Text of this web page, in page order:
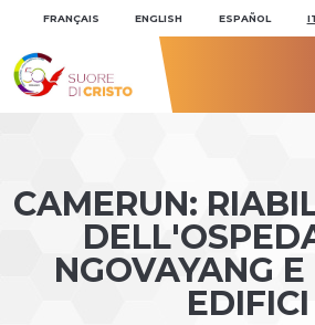
Salta
alla
navigazione
personaliFRANÇAIS ENGLISH ESPAÑOL
CAMERUN:
NGOVAYANG
EDIFICI